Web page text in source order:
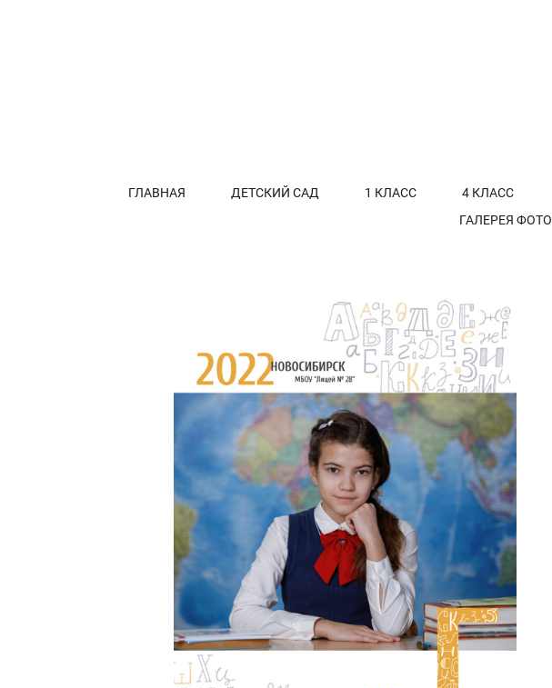
ГЛАВНАЯ ДЕТСКИЙ САД 1 КЛАСС 4 КЛАСС
ГАЛЕРЕЯ ФОТО